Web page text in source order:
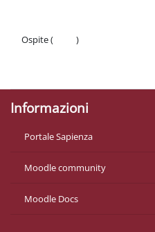
Ospite (
)
Informazioni
Portale Sapienza
Moodle community
Moodle Docs